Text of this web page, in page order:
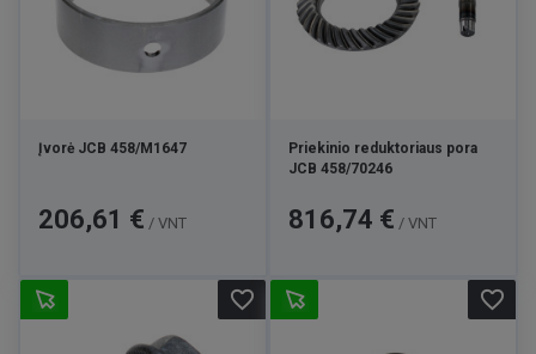
Įvorė JCB 458/M1647
Kaina
206,61 € / VNT
Priekinio reduktoriaus pora
JCB 458/70246
Kaina
816,74 € / VNT
favorite_border favorite_border